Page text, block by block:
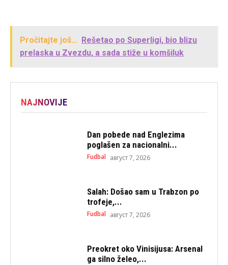
Pročitajte još... Rešetao po Superligi, bio blizu
prelaska u Zvezdu, a sada stiže u komšiluk
NAJNOVIJE
Dan pobede nad Englezima
poglašen za nacionalni...
Fudbal август 7, 2026
Salah: Došao sam u Trabzon po
trofeje,...
Fudbal август 7, 2026
Preokret oko Vinisijusa: Arsenal
ga silno želeo,...